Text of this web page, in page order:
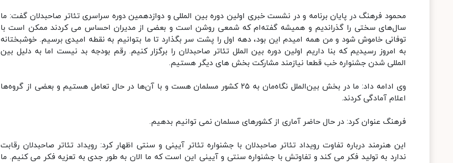
محمود فرهنگ در پایان برنامه و در نشست خبری اولین دوره بین المللی و دوازدهمین دوره سراسری تئاتر صاحبدلان گفت: ما
سال‌های سختی را گذراندیم و همیشه گفته‌ام که شمعی روشن است و بعضی از مدیران احساس می کردند ممکن است با
توفانی خاموش شود و من همه امیدم این بود، دهه اول را پشت سر بگذارد تا ما بتوانیم به نقطه امیدی برسیم. خوشبختانه
به امروز رسیدیم که بنا داریم اولین دوره بین الملل تئاتر صاحبدلان را برگزار کنیم. رقم بودجه بد نیست اما به دلیل بین
المللی شدن جشنواره خب قطعا نیازمند مشارکت بخش های دیگر هستیم.
وی ادامه داد: ما در بخش بین‌الملل نگاه‌مان به ۲۵ کشور مسلمان هست و با آن‌ها در حال تعامل هستیم و بعضی از گروه‌ها
اعلام آمادگی کردند.
فرهنگ عنوان کرد: در حال حاضر آماری از کشورهای مسلمان نمی توانیم بدهیم.
این هنرمند درباره تفاوت رویداد تئاتر صاحبدلان با جشنواره تئاتر آیینی و سنتی اظهار کرد: رویداد تئاتر صاحبدلان رقابت
ندارد به تولید فکر می کند و تفاوتش با جشنواره سنتی و آیینی این است که ما الان به طور جدی به تعزیه فکر می کنیم. ما